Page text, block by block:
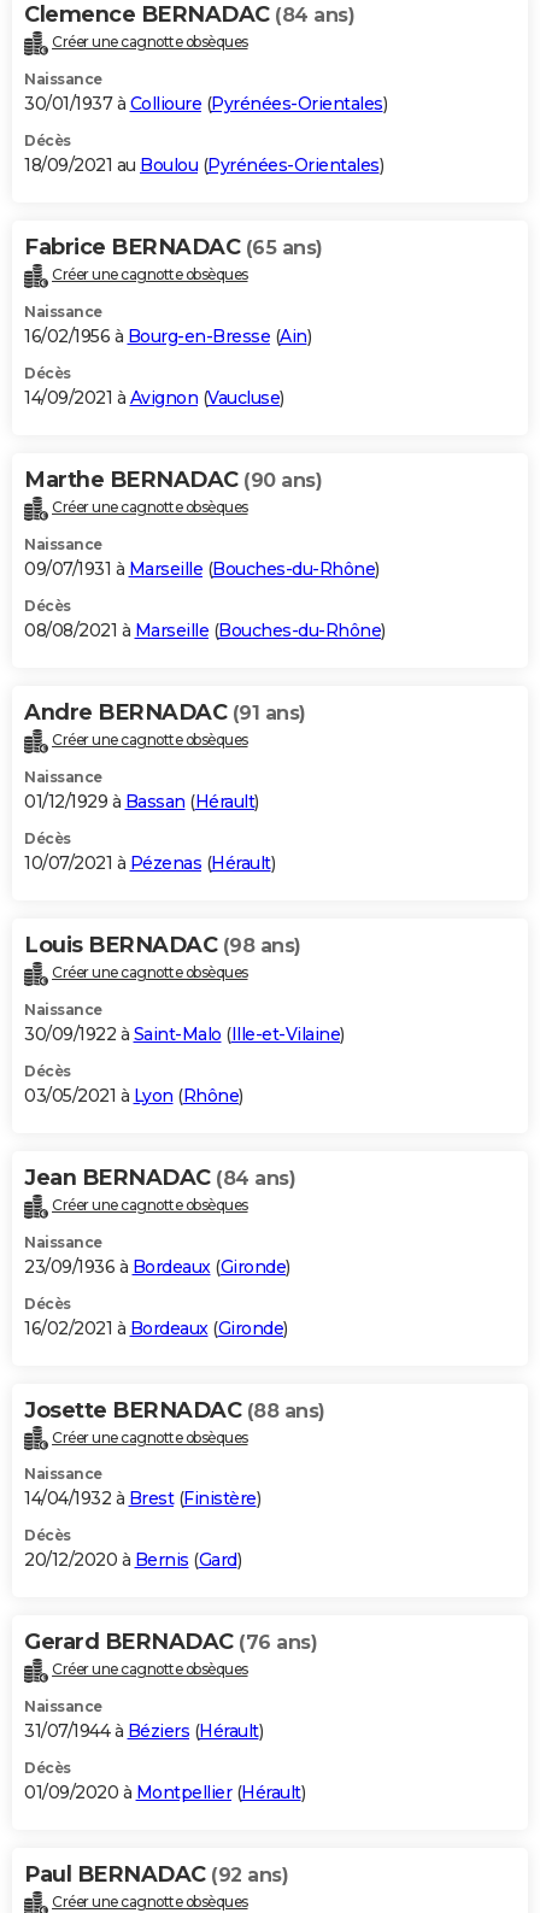
Clemence BERNADAC (84 ans)
Créer une cagnotte obsèques
Naissance
30/01/1937 à Collioure (Pyrénées-Orientales)
Décès
18/09/2021 au Boulou (Pyrénées-Orientales)
Fabrice BERNADAC (65 ans)
Créer une cagnotte obsèques
Naissance
16/02/1956 à Bourg-en-Bresse (Ain)
Décès
14/09/2021 à Avignon (Vaucluse)
Marthe BERNADAC (90 ans)
Créer une cagnotte obsèques
Naissance
09/07/1931 à Marseille (Bouches-du-Rhône)
Décès
08/08/2021 à Marseille (Bouches-du-Rhône)
Andre BERNADAC (91 ans)
Créer une cagnotte obsèques
Naissance
01/12/1929 à Bassan (Hérault)
Décès
10/07/2021 à Pézenas (Hérault)
Louis BERNADAC (98 ans)
Créer une cagnotte obsèques
Naissance
30/09/1922 à Saint-Malo (Ille-et-Vilaine)
Décès
03/05/2021 à Lyon (Rhône)
Jean BERNADAC (84 ans)
Créer une cagnotte obsèques
Naissance
23/09/1936 à Bordeaux (Gironde)
Décès
16/02/2021 à Bordeaux (Gironde)
Josette BERNADAC (88 ans)
Créer une cagnotte obsèques
Naissance
14/04/1932 à Brest(Finistère)
Décès
20/12/2020 à Bernis (Gard)
Gerard BERNADAC (76 ans)
Créer une cagnotte obsèques
Naissance
31/07/1944 à Béziers (Hérault)
Décès
01/09/2020 à Montpellier(Hérault)
Paul BERNADAC (92 ans)
Créer une cagnotte obsèques